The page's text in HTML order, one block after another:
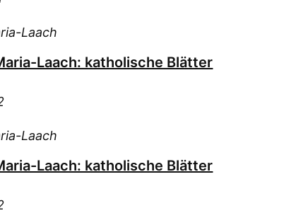
Laach
Laach: katholische Blätter
Laach
Laach: katholische Blätter